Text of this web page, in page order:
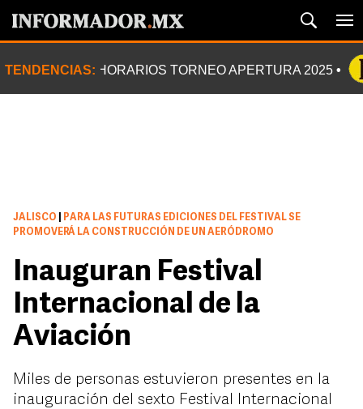
TENDENCIAS: HORARIOS TORNEO APERTURA 2025
JALISCO
PARA LAS FUTURAS EDICIONES DEL FESTIVAL SE
PROMOVERÁ LA CONSTRUCCIÓN DE UN AERÓDROMO
Inauguran Festival
Internacional de la
Aviación
Miles de personas estuvieron presentes en la
inauguración del sexto Festival Internacional